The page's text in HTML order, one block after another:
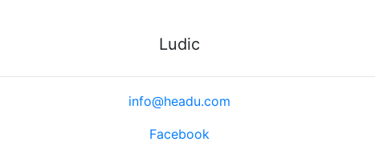
Ludic
info@headu.com
Facebook